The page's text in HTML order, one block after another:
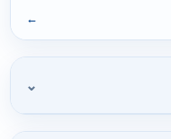
←
⌄